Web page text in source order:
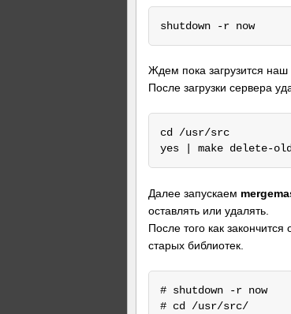
shutdown -r now
Ждем пока загрузится наш
После загрузки сервера
cd /usr/src
Далее запускаем
оставлять или удалять.
После того как
старых библиотек.
# shutdown -r now
# cd /usr/src/